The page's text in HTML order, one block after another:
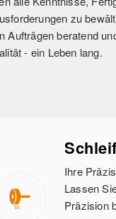
zu
Aufträgen beratend
- ein Leben lang.
Ihre
Lassen
Präzision